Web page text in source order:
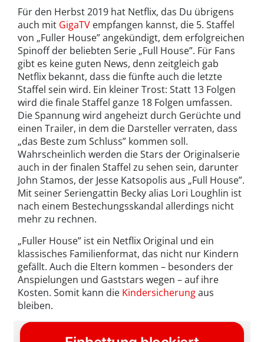
Für den Herbst 2019 hat Netflix, das Du übrigens
auch mit GigaTV empfangen kannst, die 5. Staffel
von „Fuller House” angekündigt, dem erfolgreichen
Spinoff der beliebten Serie „Full House”. Für Fans
gibt es keine guten News, denn zeitgleich gab
Netflix bekannt, dass die fünfte auch die letzte
Staffel sein wird. Ein kleiner Trost: Statt 13 Folgen
wird die finale Staffel ganze 18 Folgen umfassen.
Die Spannung wird angeheizt durch Gerüchte und
einen Trailer, in dem die Darsteller verraten, dass
„das Beste zum Schluss” kommen soll.
Wahrscheinlich werden die Stars der Originalserie
auch in der finalen Staffel zu sehen sein, darunter
John Stamos, der Jesse Katsopolis aus „Full House”.
Mit seiner Seriengattin Becky alias Lori Loughlin ist
nach einem Bestechungsskandal allerdings nicht
mehr zu rechnen.
„Fuller House” ist ein Netflix Original und ein
klassisches Familienformat, das nicht nur Kindern
gefällt. Auch die Eltern kommen – besonders der
Anspielungen und Gaststars wegen – auf ihre
Kosten. Somit kann die Kindersicherungaus
bleiben.